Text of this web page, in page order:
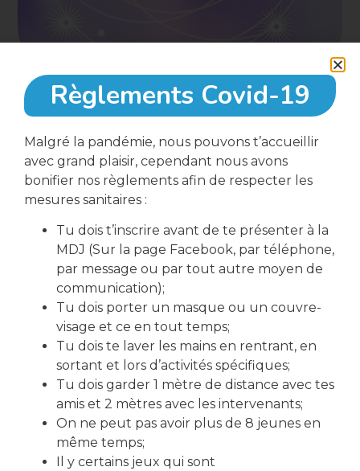
1 mai, 2023
18:00
Local Action Jeunes
télécharger le formulaire d'inscription
Partager cet événement
Règlements Covid-19
Malgré la pandémie, nous pouvons t’accueillir
avec grand plaisir, cependant nous avons
bonifier nos règlements afin de respecter les
mesures sanitaires :
Tu dois t’inscrire avant de te présenter à la
MDJ (Sur la page Facebook, par téléphone,
par message ou par tout autre moyen de
communication);
Tu dois porter un masque ou un couvre-
visage et ce en tout temps;
Tu dois te laver les mains en rentrant, en
sortant et lors d’activités spécifiques;
Tu dois garder 1 mètre de distance avec tes
amis et 2 mètres avec les intervenants;
On ne peut pas avoir plus de 8 jeunes en
même temps;
Il y certains jeux qui sont